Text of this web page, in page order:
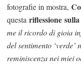
fotografie in mostra,
questa riflessione sulla
me il ricordo di gioia
del sentimento
reminiscenza nei miei